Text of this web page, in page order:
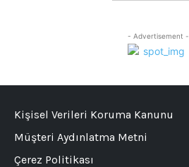
- Advertisement -
Kişisel Verileri Koruma Kanunu
Müşteri Aydınlatma Metni
Çerez Politikası